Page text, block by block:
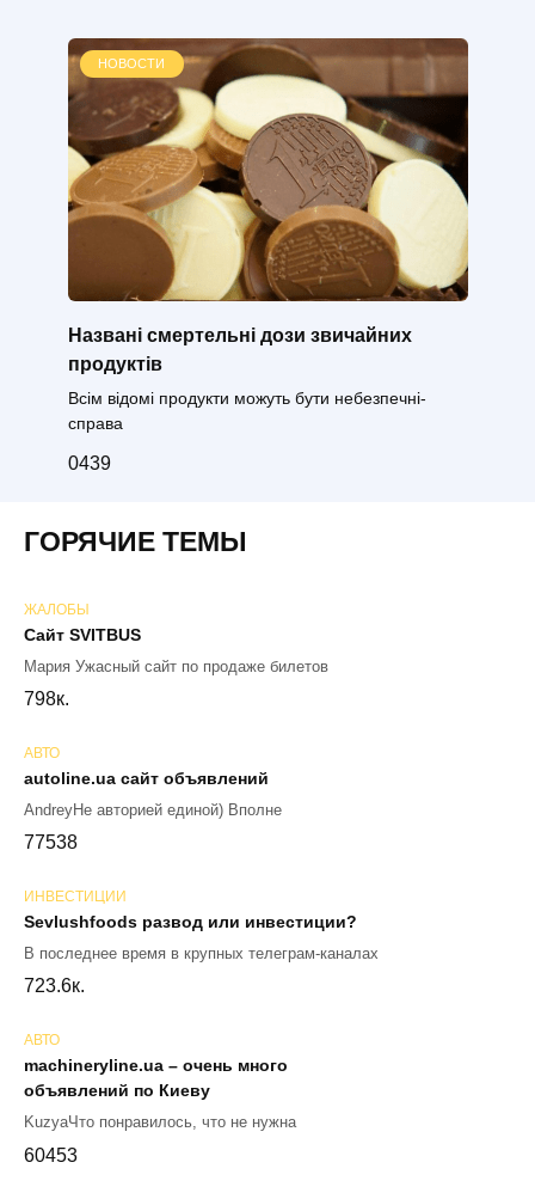
НОВОСТИ
Названі смертельні дози звичайних
продуктів
Всім відомі продукти можуть бути небезпечні-
справа
0439
ГОРЯЧИЕ ТЕМЫ
ЖАЛОБЫ
Сайт SVITBUS
Мария Ужасный сайт по продаже билетов
798к.
АВТО
autoline.ua сайт объявлений
AndreyНе авторией единой) Вполне
77538
ИНВЕСТИЦИИ
Sevlushfoods развод или инвестиции?
В последнее время в крупных телеграм-каналах
723.6к.
АВТО
machineryline.ua – очень много
объявлений по Киеву
KuzyaЧто понравилось, что не нужна
60453